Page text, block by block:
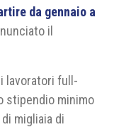
da gennaio a
il
i lavoratori full-
stipendio minimo
migliaia di